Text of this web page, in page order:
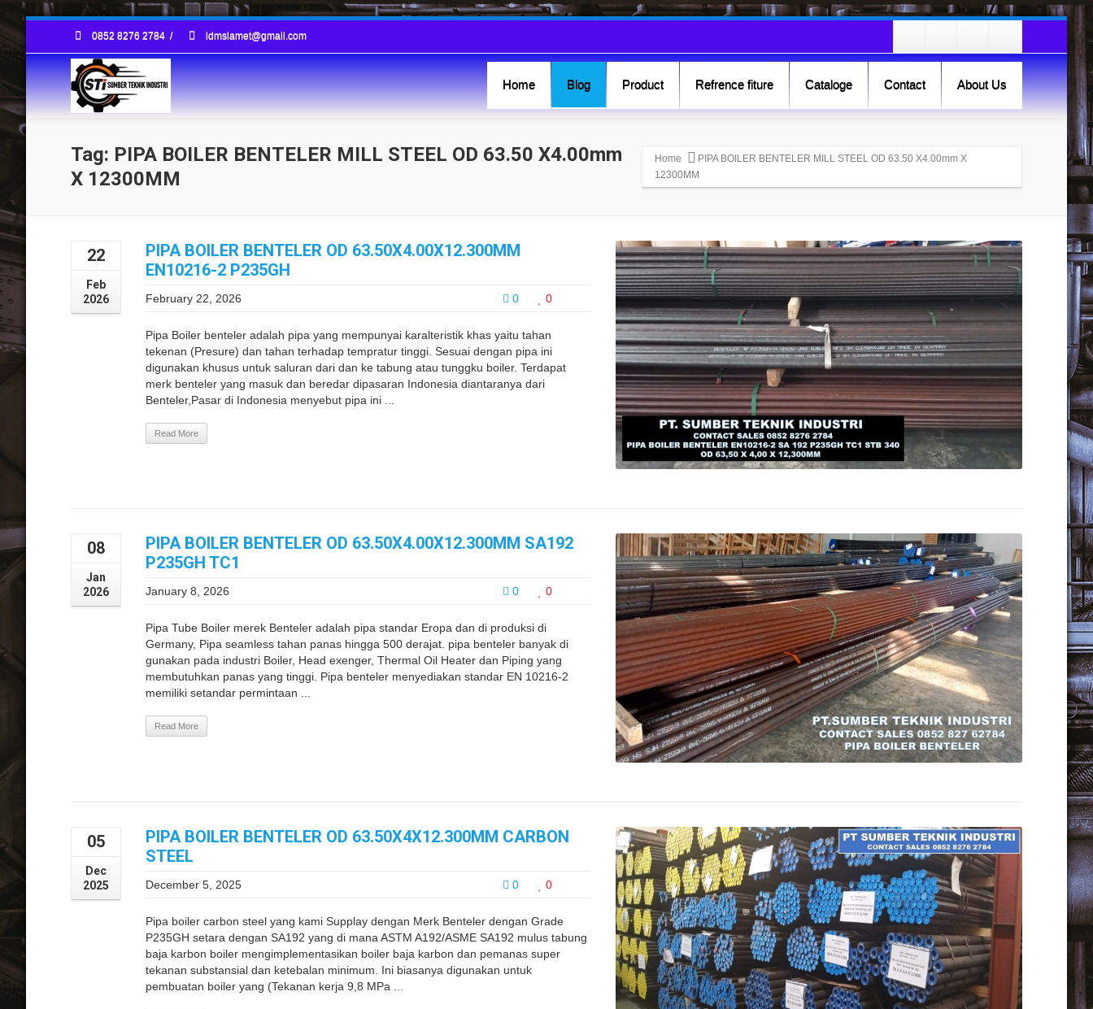
0852 8276 2784 / idmslamet@gmail.com
Home Blog Product Refrence fiture Cataloge Contact About Us
Tag: PIPA BOILER BENTELER MILL STEEL OD 63.50 X4.00mm
X 12300MM
Home
PIPA BOILER BENTELER MILL STEEL OD 63.50 X4.00mm X
12300MM
22
Feb
2026
PIPA BOILER BENTELER OD 63.50X4.00X12.300MM
EN10216-2 P235GH
0 0
February 22, 2026
Pipa Boiler benteler adalah pipa yang mempunyai karalteristik khas yaitu tahan
tekenan (Presure) dan tahan terhadap tempratur tinggi. Sesuai dengan pipa ini
digunakan khusus untuk saluran dari dan ke tabung atau tunggku boiler. Terdapat
merk benteler yang masuk dan beredar dipasaran Indonesia diantaranya dari
Benteler,Pasar di Indonesia menyebut pipa ini ...
Read More
08
Jan
2026
PIPA BOILER BENTELER OD 63.50X4.00X12.300MM SA192
P235GH TC1
0 0
January 8, 2026
Pipa Tube Boiler merek Benteler adalah pipa standar Eropa dan di produksi di
Germany, Pipa seamless tahan panas hingga 500 derajat. pipa benteler banyak di
gunakan pada industri Boiler, Head exenger, Thermal Oil Heater dan Piping yang
membutuhkan panas yang tinggi. Pipa benteler menyediakan standar EN 10216-2
memiliki setandar permintaan ...
Read More
05
Dec
2025
PIPA BOILER BENTELER OD 63.50X4X12.300MM CARBON
STEEL
0 0
December 5, 2025
Pipa boiler carbon steel yang kami Supplay dengan Merk Benteler dengan Grade
P235GH setara dengan SA192 yang di mana ASTM A192/ASME SA192 mulus tabung
baja karbon boiler mengimplementasikan boiler baja karbon dan pemanas super
tekanan substansial dan ketebalan minimum. Ini biasanya digunakan untuk
pembuatan boiler yang (Tekanan kerja 9,8 MPa ...